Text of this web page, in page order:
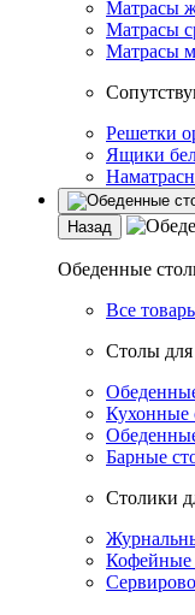
Матрасы
Матрасы
Матрасы
Решетки
Ящики
Назад
Обеденные
Все
Столы для
Кухонные
Барные
Столики
Кофейные